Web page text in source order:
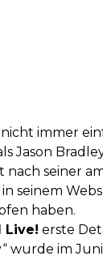
immer
Jason
nach seiner
seinem
haben.
Live! erste
wurde im